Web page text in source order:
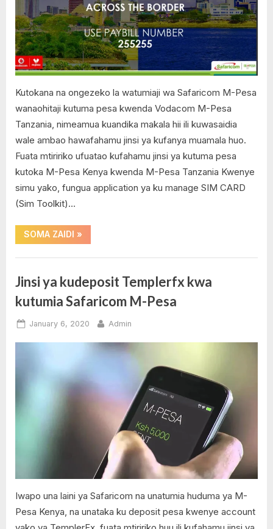
kutuma
pesa
kutoka
Kenya
kwenda
Kutokana na ongezeko la watumiaji wa Safaricom M-Pesa
wanaohitaji kutuma pesa kwenda Vodacom M-Pesa
Tanzania, nimeamua kuandika makala hii ili kuwasaidia
wale ambao hawafahamu jinsi ya kufanya muamala huo.
Fuata mtiririko ufuatao kufahamu jinsi ya kutuma pesa
kutoka M-Pesa Kenya kwenda M-Pesa Tanzania Kwenye
simu yako, fungua application ya ku manage SIM CARD
(Sim Toolkit)…
SOMA ZAIDI “Jinsi
ya
pesa
Safaricom
Kenya
Vodacom
»
Kenya
,
Safaricom
,
Tanzania
Jinsi ya kudeposit Templerfx kwa
kutumia Safaricom M-Pesa
Posted
January 6, 2020 By
Admin
Templerfx
kwa
Safaricom
Pesa
Iwapo una laini ya Safaricom na unatumia huduma ya M-
Pesa Kenya, na unataka ku deposit pesa kwenye account